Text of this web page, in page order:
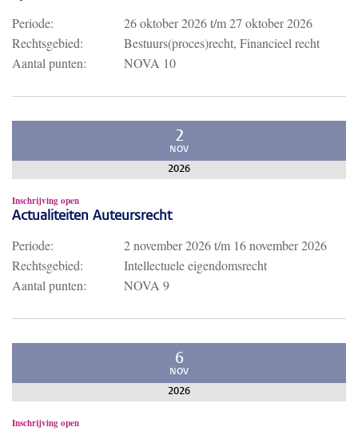
Periode: 26 oktober 2026t/m27 oktober 2026
Rechtsgebied:
Bestuurs(proces)recht, Financieel recht
Aantal punten:
NOVA 10
2
NOV
2026
Inschrijving open
Actualiteiten Auteursrecht
Periode: 2 november 2026t/m 16 november 2026
Rechtsgebied:
Intellectuele eigendomsrecht
Aantal punten:
NOVA 9
6
NOV
2026
Inschrijving open